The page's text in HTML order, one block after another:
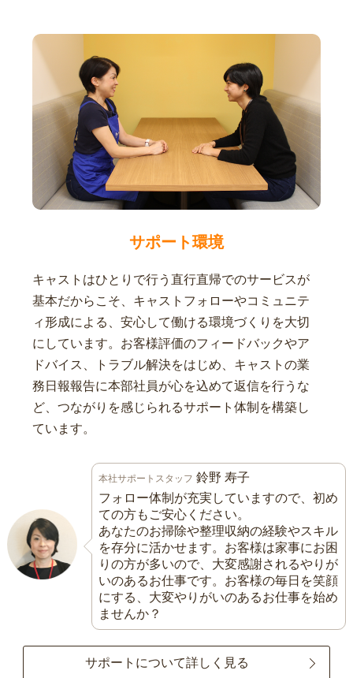
サポート環境
キャストはひとりで行う直行直帰でのサービスが
基本だからこそ、キャストフォローやコミュニテ
ィ形成による、安心して働ける環境づくりを大切
にしています。お客様評価のフィードバックやア
ドバイス、トラブル解決をはじめ、キャストの業
務日報報告に本部社員が心を込めて返信を行うな
ど、つながりを感じられるサポート体制を構築し
ています。
本社サポートスタッフ 鈴野 寿子
フォロー体制が充実していますので、初め
ての方もご安心ください。
あなたのお掃除や整理収納の経験やスキル
を存分に活かせます。お客様は家事にお困
りの方が多いので、大変感謝されるやりが
いのあるお仕事です。お客様の毎日を笑顔
にする、大変やりがいのあるお仕事を始め
ませんか？
サポートについて詳しく見る